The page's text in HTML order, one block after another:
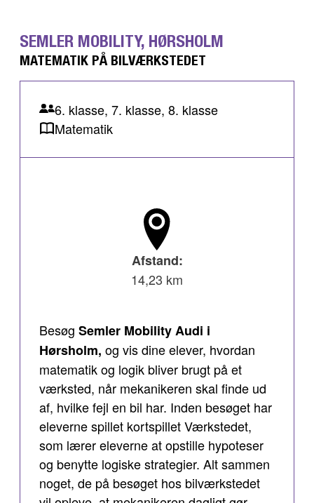
SEMLER MOBILITY, HØRSHOLM
MATEMATIK PÅ BILVÆRKSTEDET
6. klasse, 7. klasse, 8. klasse
Matematik
Afstand:
14,23 km
Besøg Semler Mobility Audi i
Hørsholm, og vis dine elever, hvordan
matematik og logik bliver brugt på et
værksted, når mekanikeren skal finde ud
af, hvilke fejl en bil har. Inden besøget har
eleverne spillet kortspillet Værkstedet,
som lærer eleverne at opstille hypoteser
og benytte logiske strategier. Alt sammen
noget, de på besøget hos bilværkstedet